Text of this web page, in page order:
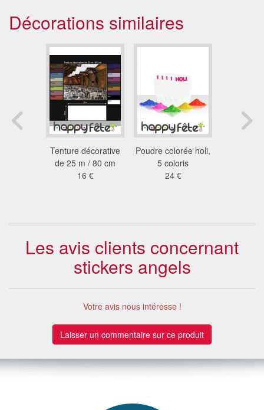
Décorations similaires
Tenture décorative
de 25 m / 80 cm
16 €
Poudre colorée holi,
5 coloris
24 €
Les avis clients concernant
stickers angels
Votre avis nous intéresse !
Laisser un commentaire sur ce produit